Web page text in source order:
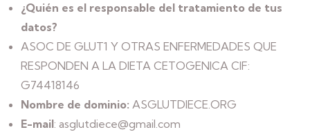
¿Quién es el responsable del tratamiento de tus
datos?
ASOC DE GLUT1 Y OTRAS ENFERMEDADES QUE
RESPONDEN A LA DIETA CETOGENICA CIF:
G74418146
Nombre de dominio: ASGLUTDIECE.ORG
E-mail: asglutdiece@gmail.com